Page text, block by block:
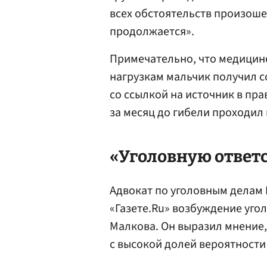
всех обстоятельств
продолжается».
Примечательно, что
нагрузкам мальчик получил
со ссылкой на источник в
за месяц до гибели
«Уголовную
Адвокат по уголовным
«Газете.Ru» возбуждение
Малкова. Он выразил
с высокой долей